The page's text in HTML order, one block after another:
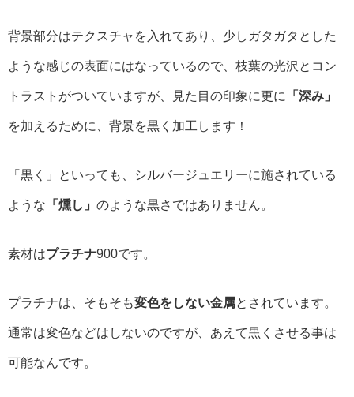
背景部分はテクスチャを入れてあり、少しガタガタとした
ような感じの表面にはなっているので、枝葉の光沢とコン
トラストがついていますが、見た目の印象に更に 「深み」
を加えるために、背景を黒く加工します！
「黒く」といっても、シルバージュエリーに施されている
ような 「燻し」 のような黒さではありません。
素材はプラチナ900です。
プラチナは、そもそも変色をしない金属とされています。
通常は変色などはしないのですが、あえて黒くさせる事は
可能なんです。